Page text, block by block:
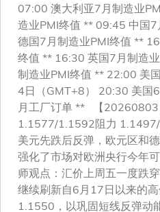
07:00 澳大利亚7月制造业
造业PMI终值 ** 09:45 中国
德国7月制造业PMI终值 **
终值 ** 16:30 英国7月制造
制造业PMI终值 ** 22:00 美
4日（GMT+8） 20:30 美国
月工厂订单 ** 【
1.1577/1.1592阻力
美元先跌后反弹，欧元区和
强化了市场对欧洲央行今年
师观点：汇价上周五一度跌
继续刷新自6月17日以来的
1.1550，以巩固短线反弹动